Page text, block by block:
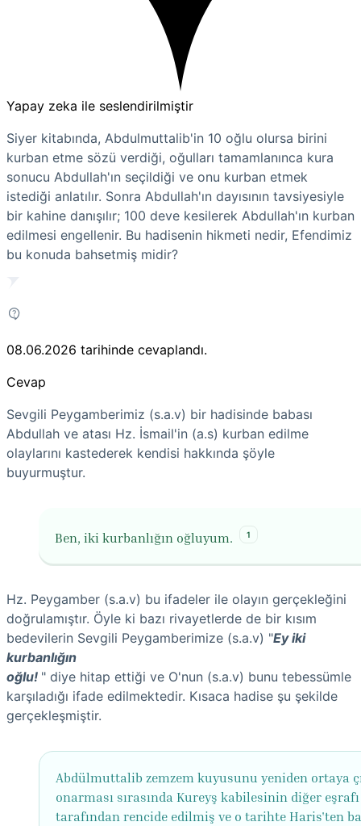
Yapay zeka ile seslendirilmiştir
Siyer kitabında, Abdulmuttalib'in 10 oğlu olursa birini
kurban etme sözü verdiği, oğulları tamamlanınca kura
sonucu Abdullah'ın seçildiği ve onu kurban etmek
istediği anlatılır. Sonra Abdullah'ın dayısının tavsiyesiyle
bir kahine danışılır; 100 deve kesilerek Abdullah'ın kurban
edilmesi engellenir. Bu hadisenin hikmeti nedir, Efendimiz
bu konuda bahsetmiş midir?
08.06.2026 tarihinde cevaplandı.
Cevap
Sevgili Peygamberimiz (s.a.v) bir hadisinde babası
Abdullah ve atası Hz. İsmail'in (a.s) kurban edilme
olaylarını kastederek kendisi hakkında şöyle
buyurmuştur.
Ben, iki kurbanlığın oğluyum. 1
Hz. Peygamber (s.a.v) bu ifadeler ile olayın gerçekleğini
doğrulamıştır. Öyle ki bazı rivayetlerde de bir kısım
bedevilerin Sevgili Peygamberimize (s.a.v) "Ey iki
kurbanlığın
oğlu! " diye hitap ettiği ve O'nun (s.a.v) bunu tebessümle
karşıladığı ifade edilmektedir. Kısaca hadise şu şekilde
gerçekleşmiştir.
Abdülmuttalib zemzem kuyusunu yeniden ortaya
onarması sırasında Kureyş kabilesinin diğer eşrafı
tarafından rencide edilmiş ve o tarihte Haris'ten